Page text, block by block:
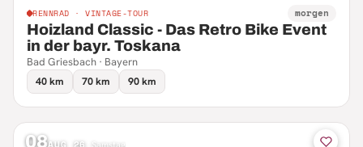
RENNRAD · VINTAGE-TOUR morgen
Hoizland Classic - Das Retro Bike Event
in der bayr. Toskana
Bad Griesbach · Bayern
40 km
70 km 90 km
08AUG 26 Samstag